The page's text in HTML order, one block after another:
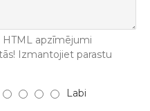
HTML apzīmējumi
Izmantojiet parastu
Labi